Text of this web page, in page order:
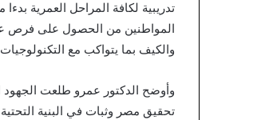
المواطنين من الحصول على فرص
والكيف بما يتواكب مع
وأوضح الدكتور عمرو طلعت الجهود
تحقيق مصر وثبات في البنية